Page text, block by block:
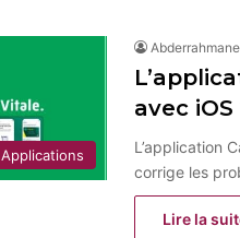
Applications
avec iOS
L’application
corrige les
Lire la